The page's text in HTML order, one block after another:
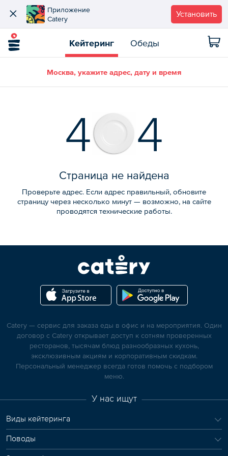
Приложение
Catery
Установить
Кейтеринг Обеды
Москва, укажите адрес, дату и время
4 4
Страница не найдена
Проверьте адрес. Если адрес правильный, обновите
страницу через несколько минут — возможно, на сайте
проводятся технические работы.
Catery — сервис для заказа еды в офис и на мероприятия. Один
договор с Catery открывает доступ к сотням проверенных
ресторанов, тысячам блюд разнообразных кухонь,
эксклюзивным акциям и корпоративным скидкам.
Персональный менеджер всегда готов помочь с подбором
меню.
У нас ищут
Виды кейтеринга
Поводы